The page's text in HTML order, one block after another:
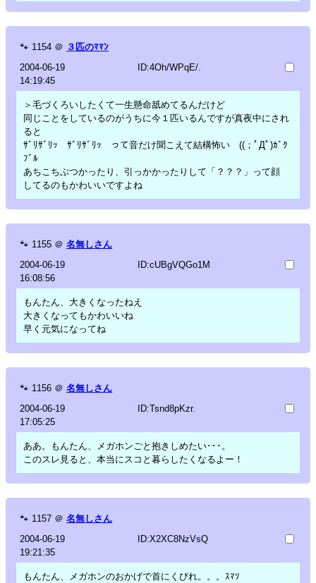
🐾 1154 ＠ ３匹のﾏﾏﾝ
2004-06-19
14:19:45
ID:4Oh/WPqE/.
＞毛づくろいしたくて一生懸命舐めてるんだけど
同じことをしているのがうちに今１匹いるんですが真夜中にされ
ると
ｻﾞﾘｻﾞﾘｯ ｻﾞﾘｻﾞﾘｯ って音だけ聞こえて結構怖い ((；ﾟДﾟ)ｶﾞｸ
ﾌﾞﾙ
あちこちぶつかったり、引っかかったりして「？？？」って顔
してるのもかわいいですよね
🐾 1155 ＠ 名無しさん
2004-06-19
16:08:56
ID:cUBgVQGo1M
もんたん、大きくなったねえ
大きくなってもかわいいね
早く元気になってね
🐾 1156 ＠ 名無しさん
2004-06-19
17:05:25
ID:Tsnd8pKzr.
ああ。もんたん、メガホンごと抱きしめたい･･･。
このスレ見ると、本当にスコと暮らしたくなるよー！
🐾 1157 ＠ 名無しさん
2004-06-19
19:21:35
ID:X2XC8NzVsQ
もんたん、メガホンのおかげで首にくびれ。。。ｽﾏｿ